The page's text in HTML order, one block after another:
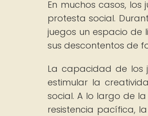
En muchos casos,
protesta social.
juegos un espacio de
sus descontentos de
La capacidad de los
estimular la
social. A lo largo de
resistencia pacífica,